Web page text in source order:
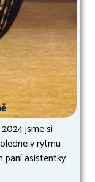
jsme si
v rytmu
paní asistentky